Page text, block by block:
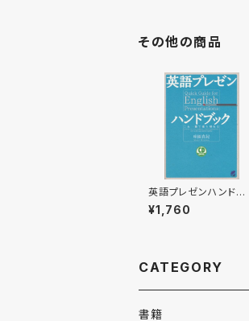
その他の商品
英語プレゼンハンドブッ
ク CD BOOK
¥1,760
CATEGORY
書籍